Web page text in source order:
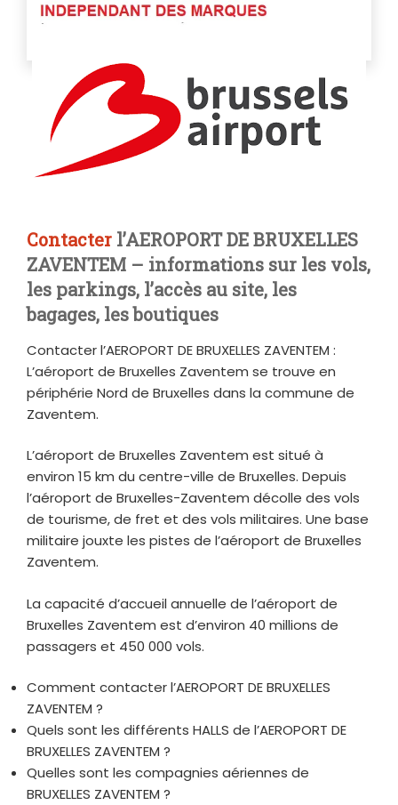
Contacter l’AEROPORT DE BRUXELLES
ZAVENTEM – informations sur les vols,
les parkings, l’accès au site, les
bagages, les boutiques
Contacter l’AEROPORT DE BRUXELLES ZAVENTEM :
L’aéroport de Bruxelles Zaventem se trouve en
périphérie Nord de Bruxelles dans la commune de
Zaventem.
L’aéroport de Bruxelles Zaventem est situé à
environ 15 km du centre-ville de Bruxelles. Depuis
l’aéroport de Bruxelles-Zaventem décolle des vols
de tourisme, de fret et des vols militaires. Une base
militaire jouxte les pistes de l’aéroport de Bruxelles
Zaventem.
La capacité d’accueil annuelle de l’aéroport de
Bruxelles Zaventem est d’environ 40 millions de
passagers et 450 000 vols.
Comment contacter l’AEROPORT DE BRUXELLES
ZAVENTEM ?
Quels sont les différents HALLS de l’AEROPORT DE
BRUXELLES ZAVENTEM ?
Quelles sont les compagnies aériennes de
BRUXELLES ZAVENTEM ?